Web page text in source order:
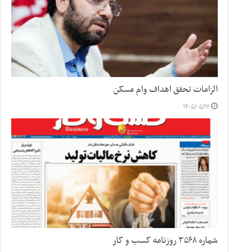
الزامات تحقق اهداف وام مسکن
۱۴۰۵/۰۵/۱۶
شماره ۳۵۶۸ روزنامه کسب و کار